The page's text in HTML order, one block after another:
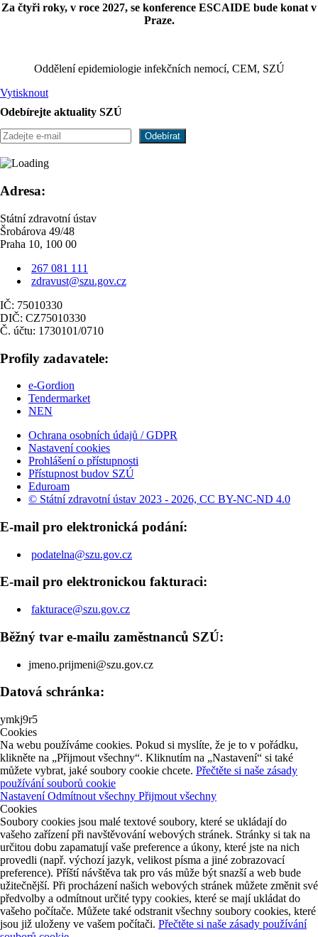
Za čtyři roky, v roce 2027, se konference ESCAIDE bude konat v
Praze.
Oddělení epidemiologie infekčních nemocí, CEM, SZÚ
Vytisknout
Odebírejte aktuality SZÚ
Adresa:
Státní zdravotní ústav
Šrobárova 49/48
Praha 10, 100 00
267 081 111
zdravust@szu.gov.cz
IČ: 75010330
DIČ: CZ75010330
Č. účtu: 1730101/0710
Profily zadavatele:
e-Gordion
Tendermarket
NEN
Ochrana osobních údajů / GDPR
Nastavení cookies
Prohlášení o přístupnosti
Přístupnost budov SZÚ
Eduroam
© Státní zdravotní ústav 2023 - 2026, CC BY-NC-ND 4.0
E-mail pro elektronická podání:
podatelna@szu.gov.cz
E-mail pro elektronickou fakturaci:
fakturace@szu.gov.cz
Běžný tvar e-mailu zaměstnanců SZÚ:
jmeno.prijmeni@szu.gov.cz
Datová schránka:
ymkj9r5
Cookies
Na webu používáme cookies. Pokud si myslíte, že je to v pořádku,
klikněte na „Přijmout všechny“. Kliknutím na „Nastavení“ si také
můžete vybrat, jaké soubory cookie chcete. Přečtěte si naše zásady
používání souborů cookie
NastaveníOdmítnout všechny Přijmout všechny
Cookies
Soubory cookies jsou malé textové soubory, které se ukládají do
vašeho zařízení při navštěvování webových stránek. Stránky si tak na
určitou dobu zapamatují vaše preference a úkony, které jste na nich
provedli (např. výchozí jazyk, velikost písma a jiné zobrazovací
preference). Příští návštěva tak pro vás může být snazší a web bude
užitečnější. Při procházení našich webových stránek můžete změnit své
předvolby a odmítnout určité typy cookies, které se mají ukládat do
vašeho počítače. Můžete také odstranit všechny soubory cookies, které
jsou již uloženy ve vašem počítači. Přečtěte si naše zásady používání